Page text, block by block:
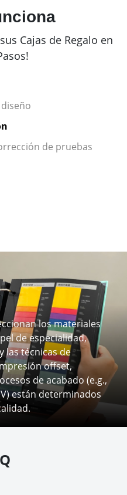
Cajas de Regalo en
de pruebas
los materiales
de especialidad,
las técnicas de
offset,
de acabado (e.g.,
están determinados